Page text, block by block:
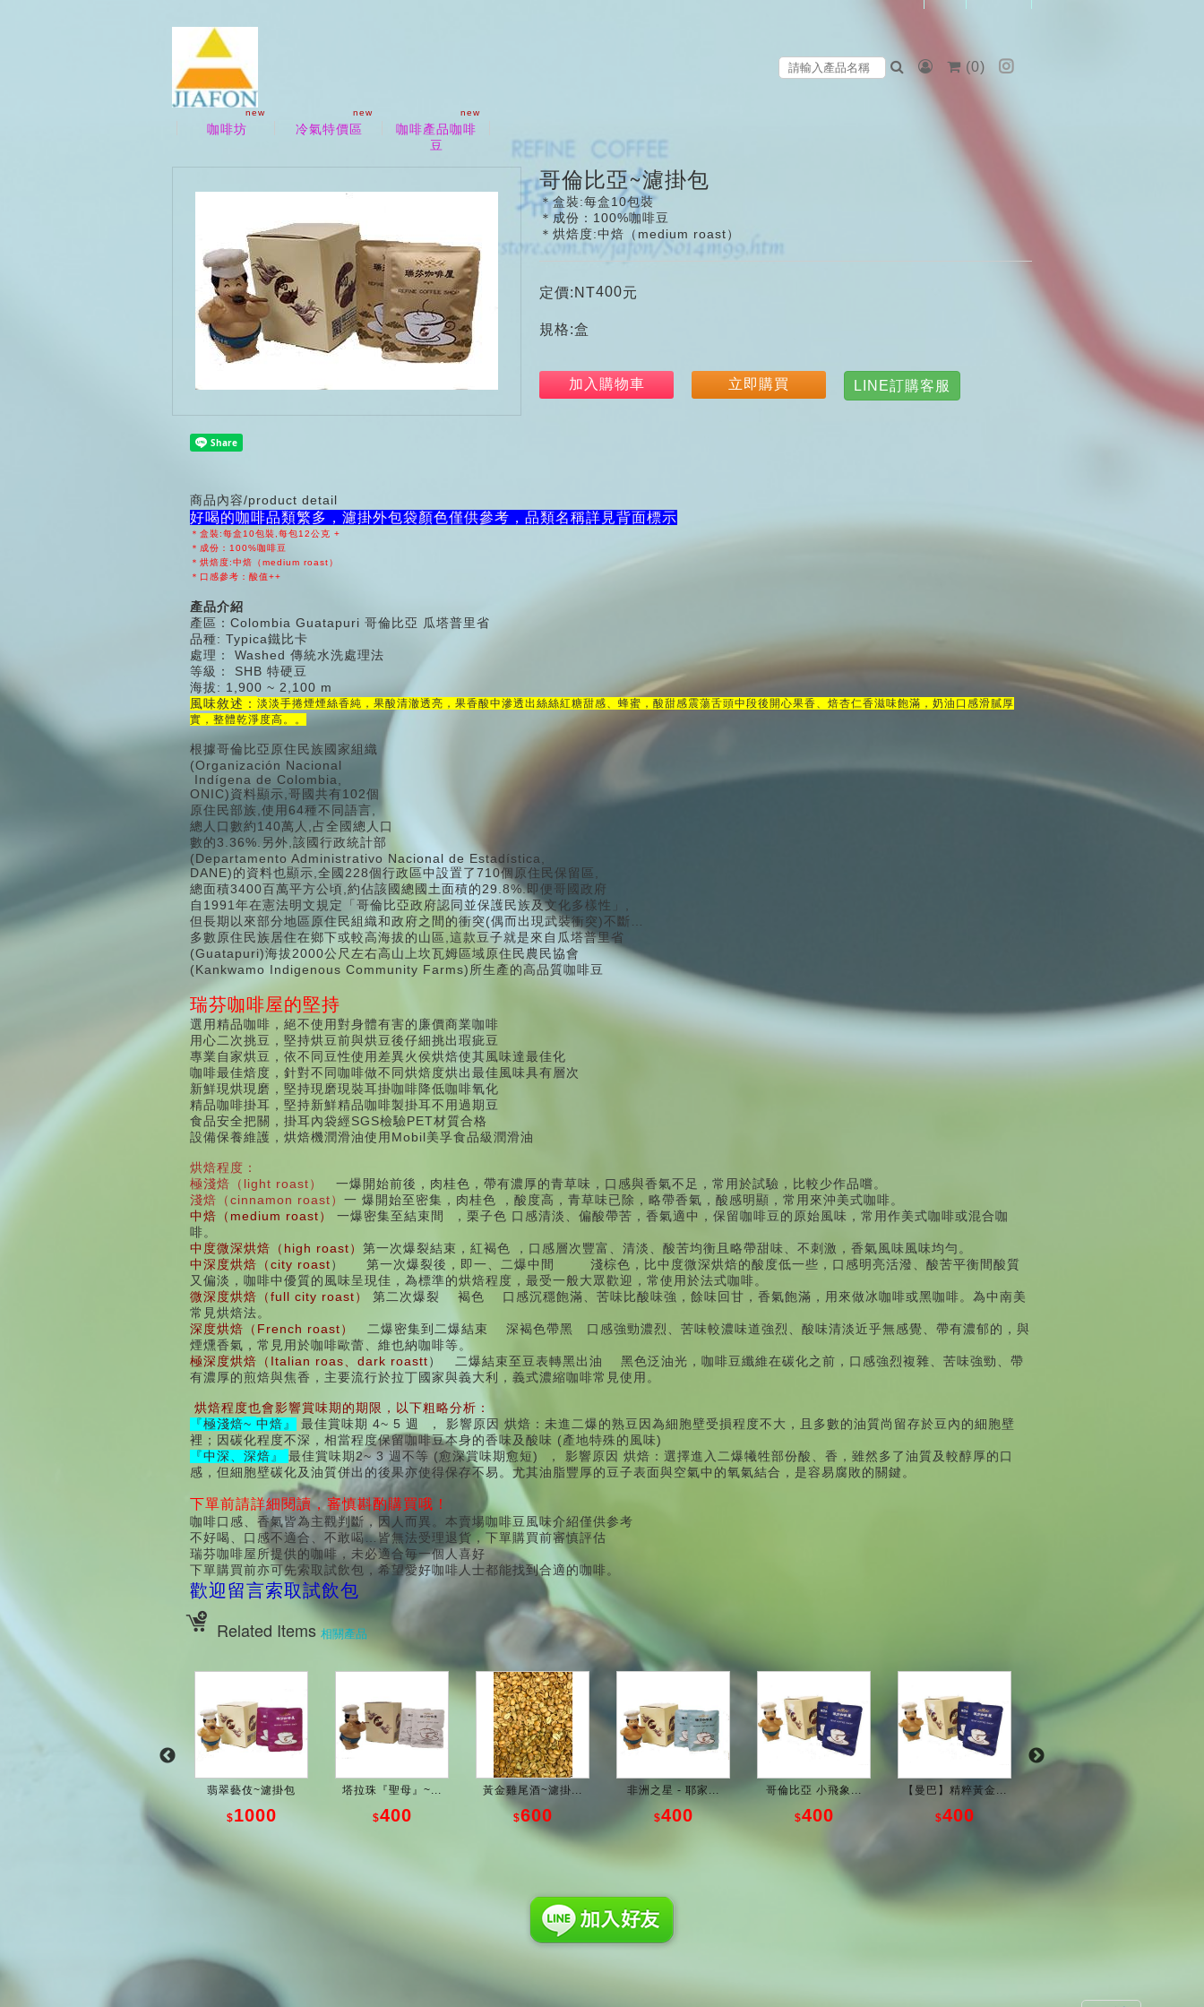
(0)
new
咖啡坊
new
冷氣特價區
new
咖啡產品咖啡
豆
哥倫比亞~濾掛包
＊盒裝:每盒10包裝
＊成份：100%咖啡豆
＊烘焙度:中焙（medium roast）
定價:NT400元
規格:盒
加入購物車 立即購買 LINE訂購客服
商品內容/product detail
好喝的咖啡品類繁多，濾掛外包袋顏色僅供參考，品類名稱詳見背面標示
＊盒裝:每盒10包裝,每包12公克 +
＊成份：100%咖啡豆
＊烘焙度:中焙（medium roast）
＊口感參考：酸值++
產品介紹
產區：Colombia Guatapuri 哥倫比亞 瓜塔普里省
品種: Typica鐵比卡
處理： Washed 傳統水洗處理法
等級： SHB 特硬豆
海拔: 1,900 ~ 2,100 m
風味敘述： 淡淡手捲煙煙絲香純，果酸清澈透亮， 果香酸中滲透出絲絲紅糖甜感、蜂蜜，酸甜感震蕩舌頭中段後開心果香、焙杏仁香滋味飽滿，奶油口感滑膩厚
實， 整體乾淨度高。。
根據哥倫比亞原住民族國家組織
(Organización Nacional
Indígena de Colombia,
ONIC)資料顯示,哥國共有102個
原住民部族,使用64種不同語言,
總人口數約140萬人,占全國總人口
數的3.36%.另外,該國行政統計部
(Departamento Administrativo Nacional de Estadística,
DANE)的資料也顯示,全國228個行政區中設置了710個原住民保留區,
總面積3400百萬平方公頃,約佔該國總國土面積的29.8%.即便哥國政府
自1991年在憲法明文規定「哥倫比亞政府認同並保護民族及文化多樣性」,
但長期以來部分地區原住民組織和政府之間的衝突(偶而出現武裝衝突)不斷…
多數原住民族居住在鄉下或較高海拔的山區,這款豆子就是來自瓜塔普里省
(Guatapuri)海拔2000公尺左右高山上坎瓦姆區域原住民農民協會
(Kankwamo Indigenous Community Farms)所生產的高品質咖啡豆
瑞芬咖啡屋的堅持
選用精品咖啡，絕不使用對身體有害的廉價商業咖啡
用心二次挑豆，堅持烘豆前與烘豆後仔細挑出瑕疵豆
專業自家烘豆，依不同豆性使用差異火侯烘焙使其風味達最佳化
咖啡最佳焙度，針對不同咖啡做不同烘焙度烘出最佳風味具有層次
新鮮現烘現磨，堅持現磨現裝耳掛咖啡降低咖啡氧化
精品咖啡掛耳，堅持新鮮精品咖啡製掛耳不用過期豆
食品安全把關，掛耳內袋經SGS檢驗PET材質合格
設備保養維護，烘焙機潤滑油使用Mobil美孚食品級潤滑油
烘焙程度 ：
極淺焙（ light roast ） 一爆開始前後 ， 肉桂色， 帶有濃厚的青草味，口感與香氣不足，常用於試驗，比較少作品嚐。
淺焙（ cinnamon roast ） 一 爆開始至密集 ， 肉桂色 ， 酸度高，青草味已除，略帶香氣，酸感明顯，常用來沖美式咖啡。
中焙（ medium roast ） 一爆密集至結束間 ， 栗子色 口感清淡、偏酸帶苦，香氣適中，保留咖啡豆的原始風味，常用作美式咖啡或混合咖
啡。
中度微深烘焙（ high roast ） 第一次爆裂結束 ， 紅褐色 ， 口感層次豐富、清淡、酸苦均衡且略帶甜味、不刺激，香氣風味風味均勻。
中深度烘焙（ city roast ） 第一次爆裂後，即一、二爆中間 淺棕色 ， 比中度微深烘焙的酸度低一些，口感明亮活潑、酸苦平衡間酸質
又偏淡，咖啡中優質的風味呈現佳，為標準的烘焙程度，最受一般大眾歡迎，常使用於法式咖啡。
微深度烘焙（ full city roast ） 第二次爆裂 褐色
口感沉穩飽滿、苦味比酸味強，餘味回甘，香氣飽滿，用來做冰咖啡或黑咖啡。為中南美
常見烘焙法。
深度烘焙（ French roast ） 二爆密集到二爆結束 深褐色帶黑 口感強勁濃烈、苦味較濃味道強烈、酸味清淡近乎無感覺、帶有濃郁的 ， 與
煙燻香氣，常見用於咖啡歐蕾、維也納咖啡等。
極深度烘焙（ Italian roas、 dark roastt ） 二爆結束至豆表轉黑出油 黑色泛油光 ， 咖啡豆纖維在碳化之前，口感強烈複雜、苦味強勁、帶
有濃厚的煎焙與焦香，主要流行於拉丁國家與義大利，義式濃縮咖啡常見使用。
烘焙程度也會影響賞味期的期限，以下粗略分析：
『極淺焙~ 中焙』 最佳賞味期 4~ 5 週 ， 影響原因 烘焙： 未進二爆的熟豆因為細胞壁受損程度不大，且多數的油質尚留存於豆內的細胞壁
裡；因碳化程度不深，相當程度保留咖啡豆本身的香味及酸味 (產地特殊的風味)
『中深、深焙』 最佳賞味期2~ 3週不等 (愈深賞味期愈短) ， 影響原因 烘焙： 選擇進入二爆犧牲部份酸、香，雖然多了油質及較醇厚的口
感，但細胞壁碳化及油質併出的後果亦使得保存不易。尤其油脂豐厚的豆子表面與空氣中的氧氣結合，是容易腐敗的關鍵。
下單前請詳細閱讀，審慎斟酌購買哦！
咖啡口感、香氣皆為主觀判斷，因人而異。本賣場咖啡豆風味介紹僅供参考
不好喝、口感不適合、不敢喝…皆無法受理退貨，下單購買前審慎評估
瑞芬咖啡屋所提供的咖啡，未必適合毎一個人喜好
下單購買前亦可先索取試飲包，希望愛好咖啡人士都能找到合適的咖啡。
歡迎留言索取試飲包
Related Items 相關產品
翡翠藝伎~濾掛包
$1000
塔拉珠『聖母』~...
$400
黃金雞尾酒~濾掛...
$600
非洲之星 - 耶家...
$400
哥倫比亞 小飛象...
$400
【曼巴】精粹黃金...
$400